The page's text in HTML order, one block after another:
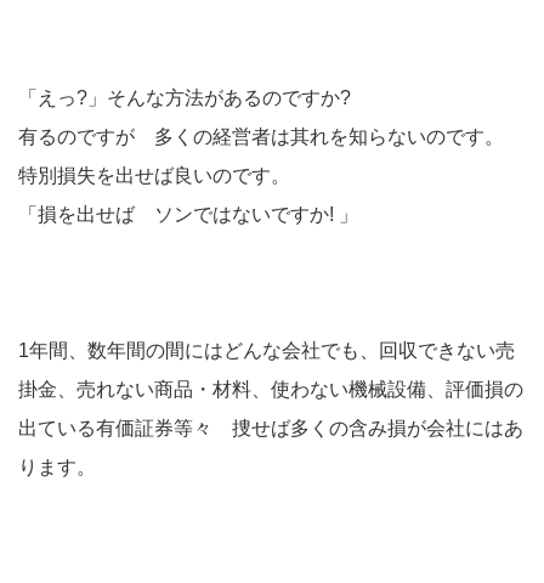
「えっ?」そんな方法があるのですか?
有るのですが 多くの経営者は其れを知らないのです。
特別損失を出せば良いのです。
「損を出せば ソンではないですか! 」
1年間、数年間の間にはどんな会社でも、回収できない売
掛金、売れない商品・材料、使わない機械設備、評価損の
出ている有価証券等々 捜せば多くの含み損が会社にはあ
ります。